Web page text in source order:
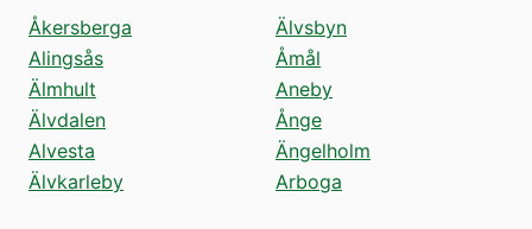
Åkersberga
Alingsås
Älmhult
Älvdalen
Alvesta
Älvkarleby
Älvsbyn
Åmål
Aneby
Ånge
Ängelholm
Arboga